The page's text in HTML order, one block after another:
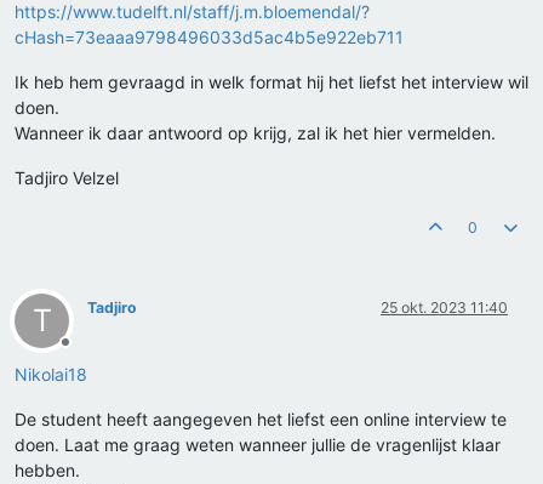
https://www.tudelft.nl/staff/j.m.bloemendal/?
cHash=73eaaa9798496033d5ac4b5e922eb711
Ik heb hem gevraagd in welk format hij het liefst het interview wil
doen.
Wanneer ik daar antwoord op krijg, zal ik het hier vermelden.
Tadjiro Velzel
0
T
Offline
Tadjiro 25 okt. 2023 11:40
Nikolai18
De student heeft aangegeven het liefst een online interview te
doen. Laat me graag weten wanneer jullie de vragenlijst klaar
hebben.